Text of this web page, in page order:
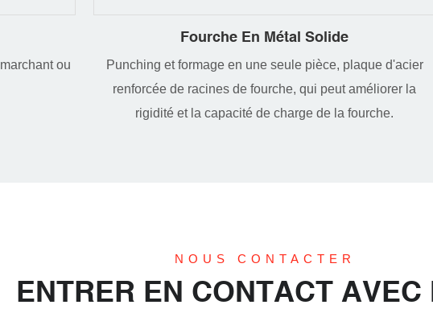
ou
Fourche En Métal Solide
Punching et formage en une seule pièce, plaque d'acier
renforcée de racines de fourche, qui peut améliorer la
rigidité et la capacité de charge de la fourche.
NOUS CONTACTER
ENTRER EN CONTACT AVEC